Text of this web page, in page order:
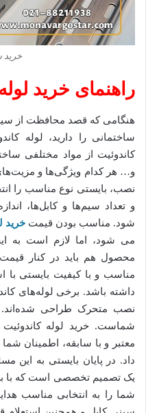
خرید
راهنمای خرید
هنگامی که قصد محافظت از
ساختمانی را دارید، لوله
و… هر کدام ویژگی‌ها و
نصب، بایستی نوع مناسب را
و تعداد سیم‌ها و کابل‌ها،
شود. مناسب بودن قیمتخرید
می شود، اما لازم است به
محصول هم باید در کنار قیمت
مناسب و با کیفیت بایستی با
داشته باشد. برخی لوله‌های
نصب متحرک طراحی شده‌اند.
شماست. خرید لوله کاندوئیت
معتبر و با سابقه، اطمینان
داد. در پایان بایستی به این
یک تصمیم تخصصی است که با
شما را به انتخابی مناسب